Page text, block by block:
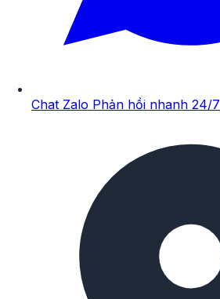
Chat Zalo Phản hồi nhanh 24/7